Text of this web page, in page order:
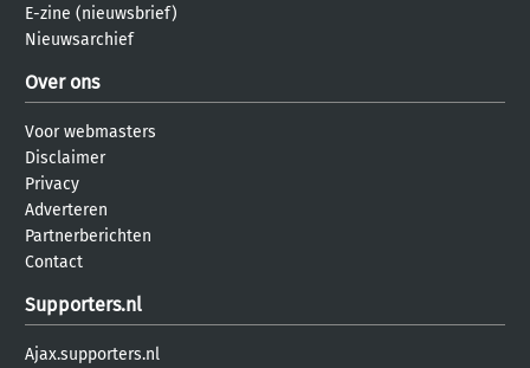
E-zine (nieuwsbrief)
Nieuwsarchief
Over ons
Voor webmasters
Disclaimer
Privacy
Adverteren
Partnerberichten
Contact
Supporters.nl
Ajax.supporters.nl